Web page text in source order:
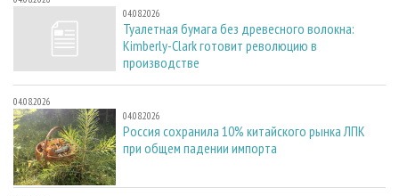
04.08.2026
Туалетная бумага без древесного волокна:
Kimberly-Clark готовит революцию в
производстве
04.08.2026
04.08.2026
Россия сохранила 10% китайского рынка ЛПК
при общем падении импорта